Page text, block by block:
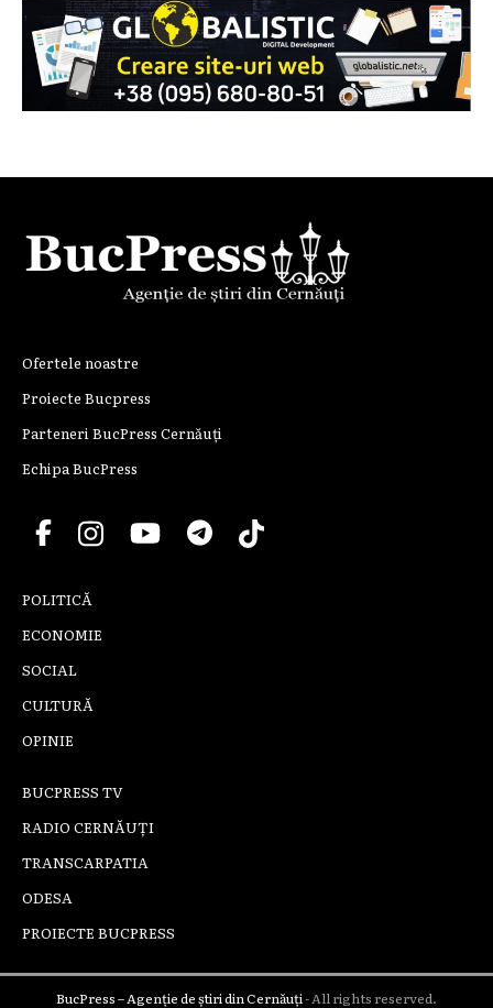
Ofertele noastre
Proiecte Bucpress
Parteneri BucPress Cernăuți
Echipa BucPress
POLITICĂ
ECONOMIE
SOCIAL
CULTURĂ
OPINIE
BUCPRESS TV
RADIO CERNĂUȚI
TRANSCARPATIA
ODESA
PROIECTE BUCPRESS
BucPress – Agenție de știri din Cernăuți- All rights reserved.